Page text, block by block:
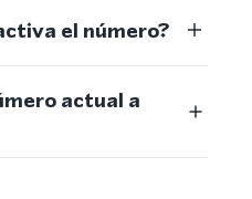
el número?
actual a